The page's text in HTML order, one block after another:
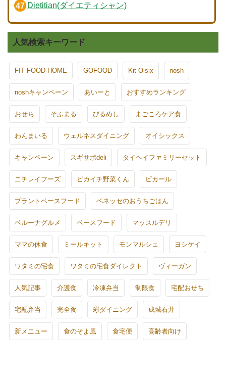
Dietitian(ダイエティシャン)
人気検索キーワード
FIT FOOD HOME GOFOOD Kit Oisix nosh
noshキャンペーン あいーと おすすめランキング
おせち そふまる びるめし まごころケア食
わんまいる ウェルネスダイニング オイシックス
キャンペーン スギサポdeli タイヘイファミリーセット
ニチレイフーズ ピカイチ野菜くん ピカール
プラントベースフード ベネッセのおうちごはん
ベルーナグルメ ベースフード マッスルデリ
ママの休食 ミールキット モンマルシェ ヨシケイ
ワタミの宅食 ワタミの宅食ダイレクト ヴィーガン
人気記事 介護食 冷凍弁当 制限食 宅配おせち
宅配弁当 完全食 彩ダイニング 成城石井
新メニュー 食のそよ風 食宅便 高齢者向け